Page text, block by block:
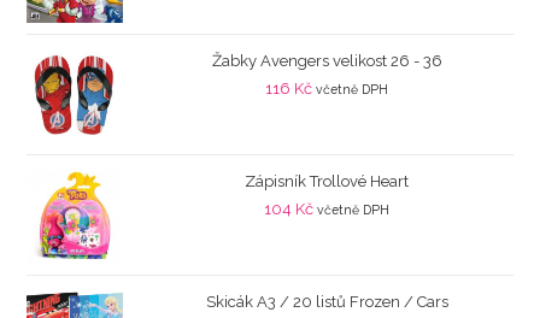
Žabky Avengers velikost 26 - 36
116 Kč včetně DPH
Zápisník Trollové Heart
104 Kč včetně DPH
Skicák A3 / 20 listů Frozen / Cars